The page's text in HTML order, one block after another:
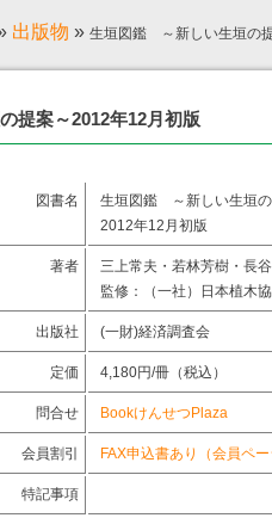
出版物 » 生垣図鑑 ～新しい生垣の
提案～2012年12月初版
図書名
生垣図鑑 ～新しい生垣
2012年12月初版
著者
三上常夫・若林芳樹・長
監修：（一社）日本植木
出版社 (一財)経済調査会
定価 4,180円/冊（税込）
問合せ BookけんせつPlaza
会員割引 FAX申込書あり（会員ペ
特記事項